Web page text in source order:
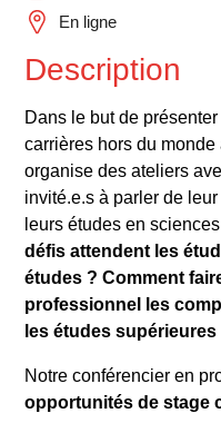
En ligne
Description
Dans le but de
carrières hors du
organise des ateliers
invité.e.s à parler de
leurs études en
défis attendent les
études ? Comment
professionnel les
les études supérieures
Notre conférencier en
opportunités de stage